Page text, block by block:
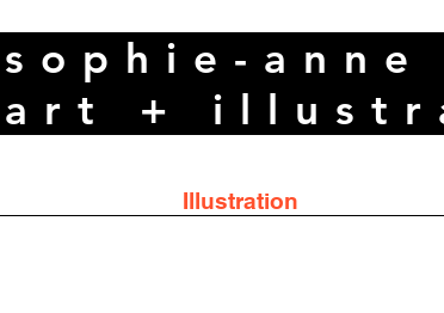
sophie-anne
art +
Illustration